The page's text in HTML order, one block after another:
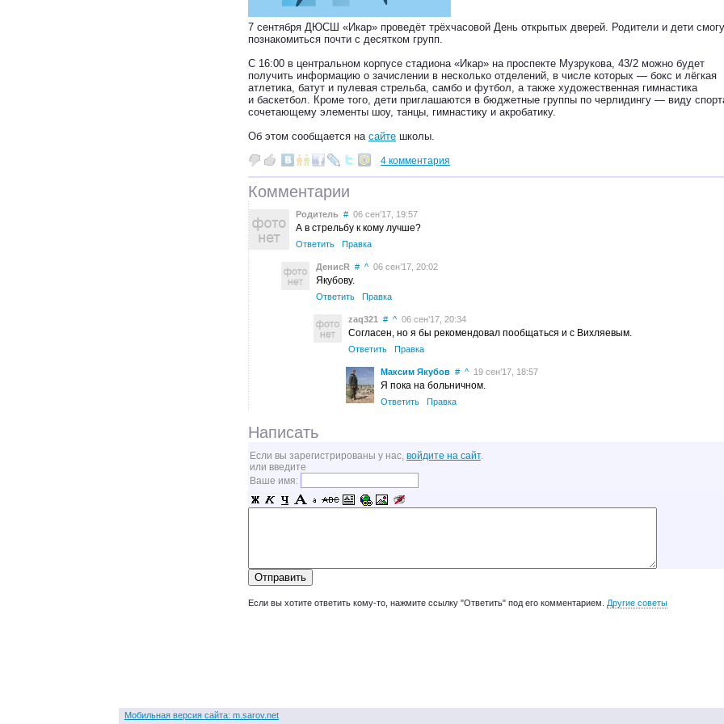
7 сентября ДЮСШ «Икар» проведёт трёхчасовой День открытых дверей. Родители и дети
познакомиться почти с десятком групп.
С 16:00 в центральном корпусе стадиона «Икар» на проспекте Музрукова, 43/2 можно будет
получить информацию о зачислении в несколько отделений, в числе которых — бокс и лёгкая
атлетика, батут и пулевая стрельба, самбо и футбол, а также художественная гимнастика
и баскетбол. Кроме того, дети приглашаются в бюджетные группы по черлидингу — виду
сочетающему элементы шоу, танцы, гимнастику и акробатику.
Об этом сообщается на сайте школы.
4 комментария
Комментарии
Родитель # 06 сен’17, 19:57
А в стрельбу к кому лучше?
Ответить Правка
ДенисR # ^ 06 сен’17, 20:02
Якубову.
Ответить Правка
zaq321 # ^ 06 сен’17, 20:34
Согласен, но я бы рекомендовал пообщаться и с Вихляевым.
Ответить Правка
Максим Якубов # ^ 19 сен’17, 18:57
Я пока на больничном.
Ответить Правка
Написать
Если вы зарегистрированы у нас, войдите на сайт.
или введите
Ваше имя:
Если вы хотите ответить кому-то, нажмите ссылку "Ответить" под его комментарием. Другие советы
Мобильная версия сайта: m.sarov.net